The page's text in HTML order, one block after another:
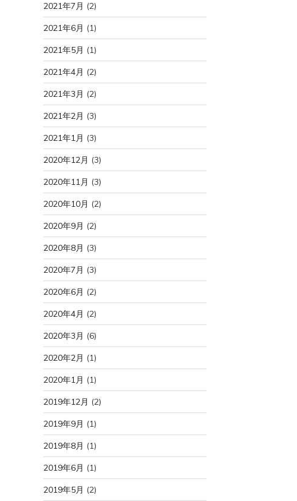
2021年7月 (2)
2021年6月 (1)
2021年5月 (1)
2021年4月 (2)
2021年3月 (2)
2021年2月 (3)
2021年1月 (3)
2020年12月 (3)
2020年11月 (3)
2020年10月 (2)
2020年9月 (2)
2020年8月 (3)
2020年7月 (3)
2020年6月 (2)
2020年4月 (2)
2020年3月 (6)
2020年2月 (1)
2020年1月 (1)
2019年12月 (2)
2019年9月 (1)
2019年8月 (1)
2019年6月 (1)
2019年5月 (2)